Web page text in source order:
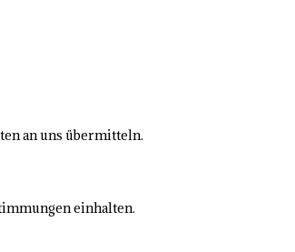
an uns übermitteln.
einhalten.